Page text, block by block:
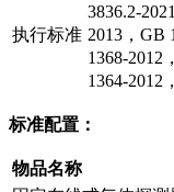
执行标准
3836.2-
2013，GB
1368-2012
1364-2012
标准配置：
物品名称